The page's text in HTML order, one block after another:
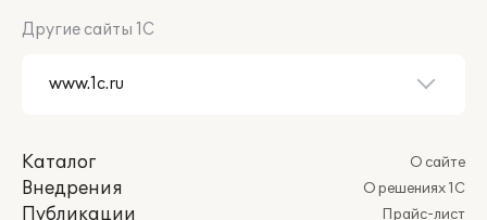
Другие сайты 1С
Каталог
Внедрения
Публикации
О сайте
О решениях 1С
Прайс-лист